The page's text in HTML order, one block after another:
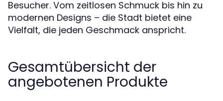
Besucher. Vom zeitlosen Schmuck bis hin zu
modernen Designs – die Stadt bietet eine
Vielfalt, die jeden Geschmack anspricht.
Gesamtübersicht der
angebotenen Produkte